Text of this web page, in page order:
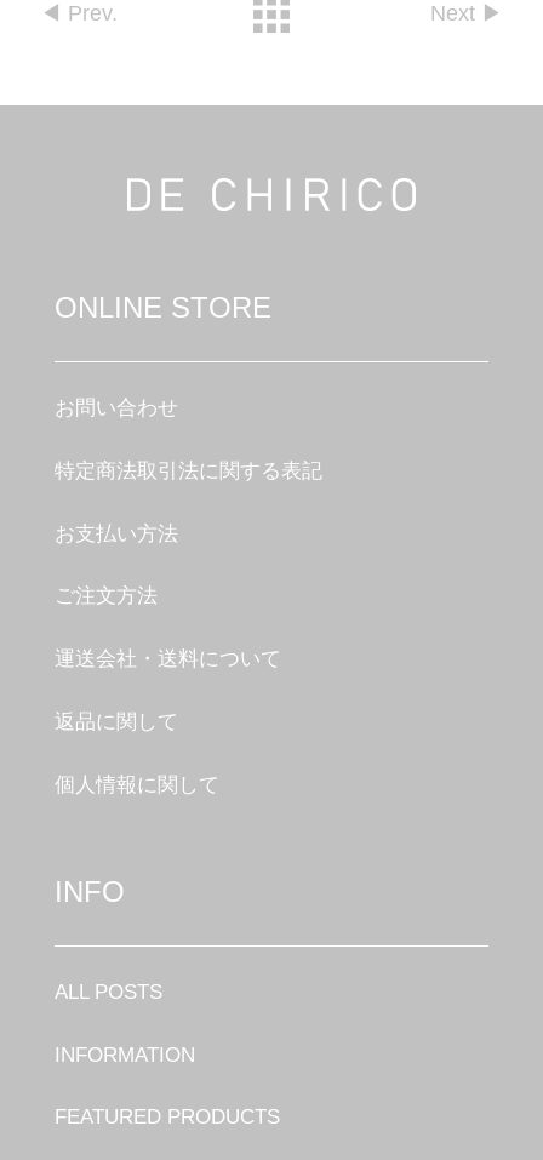
◀︎ Prev. Next ▶︎︎
ONLINE STORE
お問い合わせ
特定商法取引法に関する表記
お支払い方法
ご注文方法
運送会社・送料について
返品に関して
個人情報に関して
INFO
ALL POSTS
INFORMATION
FEATURED PRODUCTS